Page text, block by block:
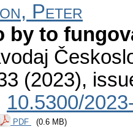
Peter
by to
(2023),
10.5300/
PDF (0.6 MB)